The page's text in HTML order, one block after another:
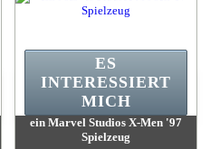
ein Marvel Studios X-Men '97
Spielzeug
ES
INTERESSIERT
MICH